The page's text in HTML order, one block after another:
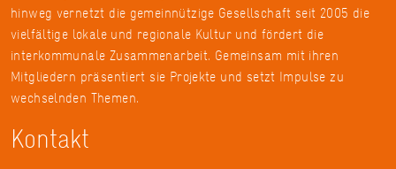
hinweg vernetzt die gemeinnützige Gesellschaft seit 2005 die
vielfältige lokale und regionale Kultur und fördert die
interkommunale Zusammenarbeit. Gemeinsam mit ihren
Mitgliedern präsentiert sie Projekte und setzt Impulse zu
wechselnden Themen.
Kontakt